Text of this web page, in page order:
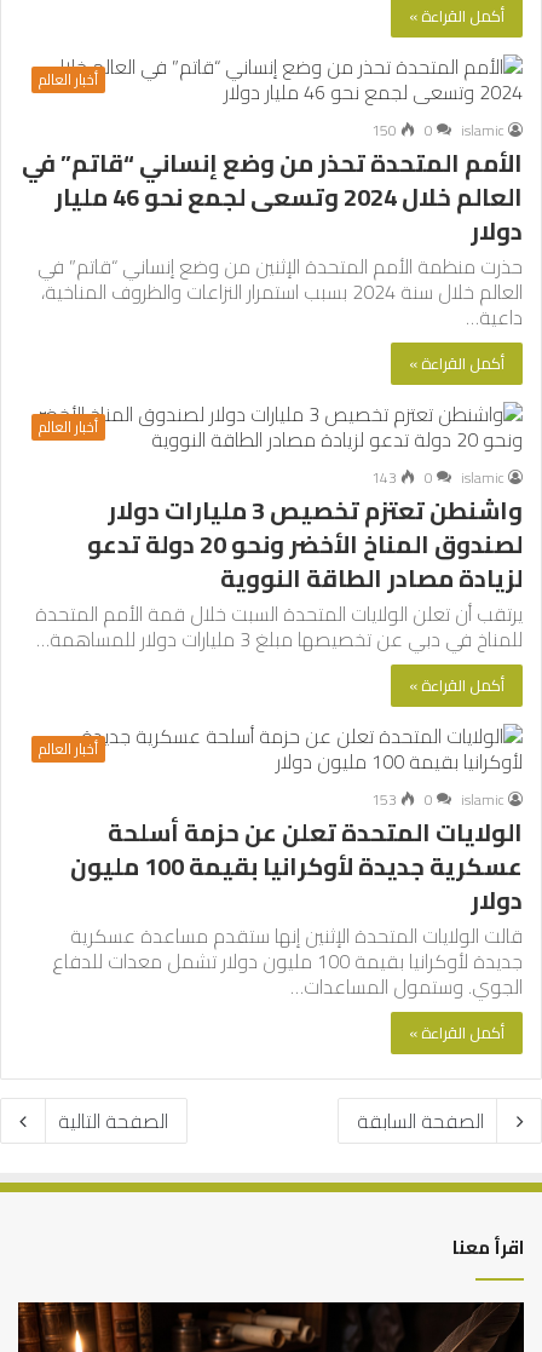
أكمل القراءة »
أخبار العالم
islamic
0
150
الأمم المتحدة تحذر من وضع إنساني “قاتم” في
العالم خلال 2024 وتسعى لجمع نحو 46 مليار
دولار
حذرت منظمة الأمم المتحدة الإثنين من وضع إنساني “قاتم” في
العالم خلال سنة 2024 بسبب استمرار النزاعات والظروف المناخية،
داعية…
أكمل القراءة »
أخبار العالم
islamic
0
143
واشنطن تعتزم تخصيص 3 مليارات دولار
لصندوق المناخ الأخضر ونحو 20 دولة تدعو
لزيادة مصادر الطاقة النووية
يرتقب أن تعلن الولايات المتحدة السبت خلال قمة الأمم المتحدة
للمناخ في دبي عن تخصيصها مبلغ 3 مليارات دولار للمساهمة…
أكمل القراءة »
أخبار العالم
islamic
0
153
الولايات المتحدة تعلن عن حزمة أسلحة
عسكرية جديدة لأوكرانيا بقيمة 100 مليون
دولار
قالت الولايات المتحدة الإثنين إنها ستقدم مساعدة عسكرية
جديدة لأوكرانيا بقيمة 100 مليون دولار تشمل معدات للدفاع
الجوي. وستمول المساعدات…
أكمل القراءة »
الصفحة السابقة الصفحة التالية
اقرأ معنا
العلاقة
العلمية